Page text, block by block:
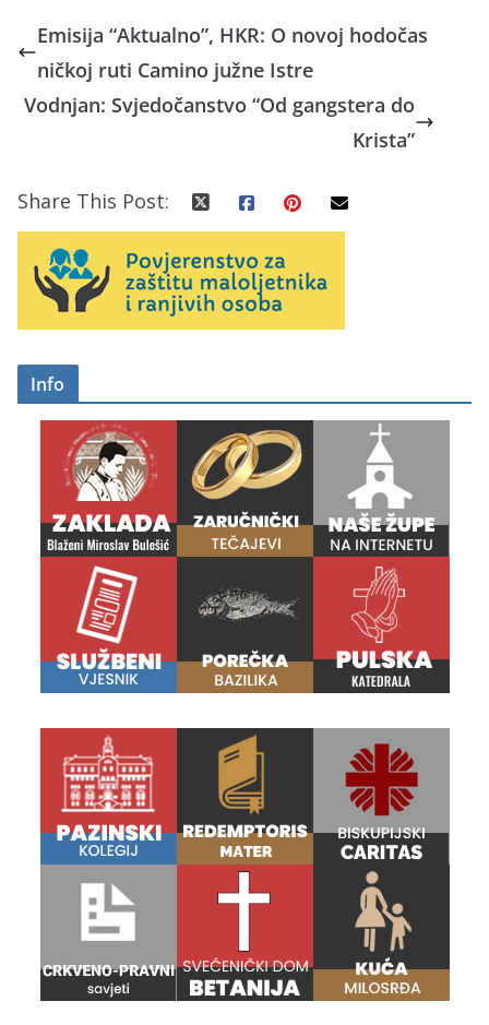
Emisija “Aktualno”, HKR: O novoj hodočas
ničkoj ruti Camino južne Istre
Vodnjan: Svjedočanstvo “Od gangstera do
Krista”
Share This Post:
Info